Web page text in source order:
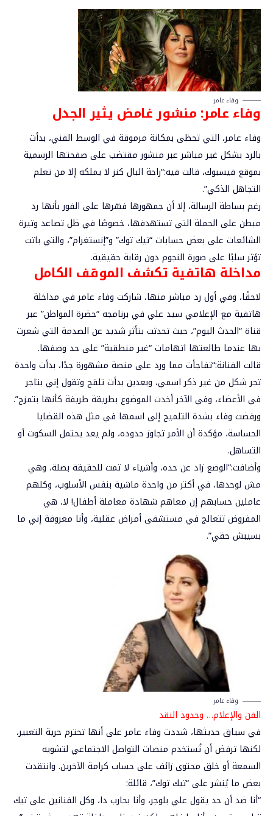
وفاء عامر
وفاء عامر: منشورغامض يثير الجدل
وفاء عامر، التي تحظى بمكانة مرموقة في الوسط الفني، بدأت
بالرد بشكل غير مباشر عبر منشور مقتضب على صفحتها الرسمية
بموقع فيسبوك، قالت فيه:“راحة البال كنز لا يملكه إلا من تعلم
التجاهل الذكي”.
رغم بساطة الرسالة، إلا أن جمهورها فسّرها على الفور بأنها رد
مبطن على الحملة التي تستهدفها، خصوصًا في ظل تصاعد وتيرة
الشائعات على بعض حسابات “تيك توك” و”إنستغرام”، والتي باتت
تؤثر سلبًا على صورة النجوم دون رقابة حقيقية.
مداخلة هاتفية تكشف الموقف الكامل
لاحقًا، وفي أول رد مباشر منها، شاركت وفاء عامر في مداخلة
هاتفية مع الإعلامي سيد علي في برنامجه “حضرة المواطن” عبر
قناة “الحدث اليوم”، حيث تحدثت بتأثر شديد عن الصدمة التي شعرت
بها عندما طالعتها اتهامات “غير منطقية” على حد وصفها.
قالت الفنانة:“تفاجأت مما ورد على منصة مشهورة جدًا، بدأت واحدة
تجر شكل من غير ذكر اسمي، وبعدين بدأت تلقح وتقول إني بتاجر
في الأعضاء، وفي الآخر أخدت الموضوع بطريقة طريفة كأنها بتمزح”.
ورفضت وفاء بشدة التلميح إلى اسمها في مثل هذه القضايا
الحساسة، مؤكدة أن الأمر تجاوز حدوده، ولم يعد يحتمل السكوت أو
التساهل.
وأضافت:“الوضع زاد عن حده، وأشياء لا تمت للحقيقة بصلة، وهي
مش لوحدها، في أكتر من واحدة ماشية بنفس الأسلوب، وكلهم
عاملين حسابهم إن معاهم شهادة معاملة أطفال! لا، هي
المفروض تتعالج في مستشفى أمراض عقلية، وأنا معروفة إني ما
بسيبش حقي”.
وفاء عامر
الفن والإعلام… وحدود النقد
في سياق حديثها، شددت وفاء عامر على أنها تحترم حرية التعبير،
لكنها ترفض أن تُستخدم منصات التواصل الاجتماعي لتشويه
السمعة أو خلق محتوى زائف على حساب كرامة الآخرين. وانتقدت
بعض ما يُنشر على “تيك توك”، قائلة:
“أنا ضد أن حد يقول علي بلوجر، وأنا بحارب دا، وكل الفنانين على تيك